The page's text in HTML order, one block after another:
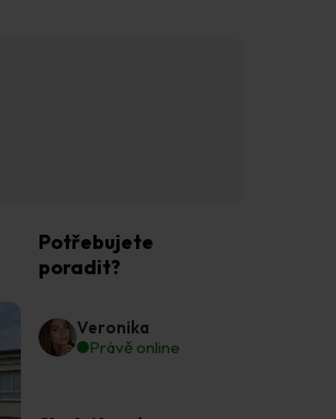
Potřebujete
poradit?
Veronika
Právě online